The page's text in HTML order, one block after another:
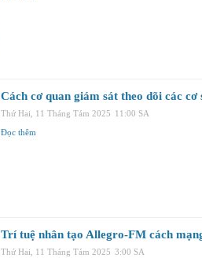
Cách cơ quan giám sát theo dõi các
Thứ Hai, 11 Tháng Tám 2025 11:00 SA
Đọc thêm
Trí tuệ nhân tạo Allegro-FM cách
Thứ Hai, 11 Tháng Tám 2025 3:00 SA